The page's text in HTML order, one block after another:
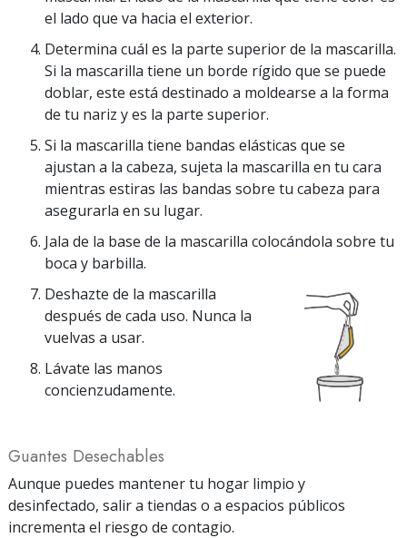
el lado que va hacia el exterior.
Determina cuál es la parte superior de la mascarilla.
Si la mascarilla tiene un borde rígido que se puede
doblar, este está destinado a moldearse a la forma
de tu nariz y es la parte superior.
Si la mascarilla tiene bandas elásticas que se
ajustan a la cabeza, sujeta la mascarilla en tu cara
mientras estiras las bandas sobre tu cabeza para
asegurarla en su lugar.
Jala de la base de la mascarilla colocándola sobre tu
boca y barbilla.
Deshazte de la mascarilla
después de cada uso. Nunca la
vuelvas a usar.
Lávate las manos
concienzudamente.
Guantes Desechables
Aunque puedes mantener tu hogar limpio y
desinfectado, salir a tiendas o a espacios públicos
incrementa el riesgo de contagio.